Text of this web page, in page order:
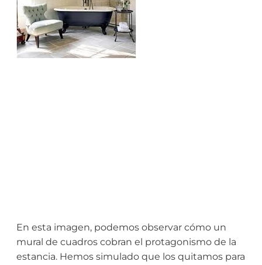
En esta imagen, podemos observar cómo un
mural de cuadros cobran el protagonismo de la
estancia. Hemos simulado que los quitamos para